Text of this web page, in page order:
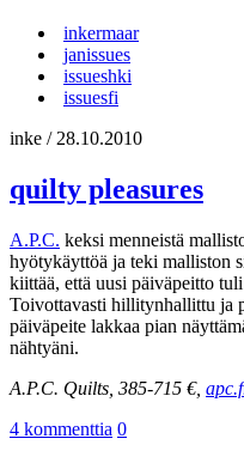
inkermaar
janissues
issueshki
issuesfi
inke / 28.10.2010
quilty pleasures
A.P.C. keksi menneistä
hyötykäyttöä ja teki malliston
kiittää, että uusi päiväpeitto
Toivottavasti hillitynhallittu ja
päiväpeite lakkaa pian
nähtyäni.
A.P.C. Quilts, 385-715 €,
4 kommenttia 0